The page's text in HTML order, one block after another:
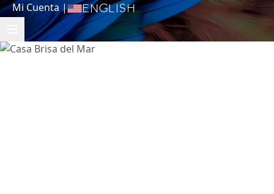
Mi Cuenta | English